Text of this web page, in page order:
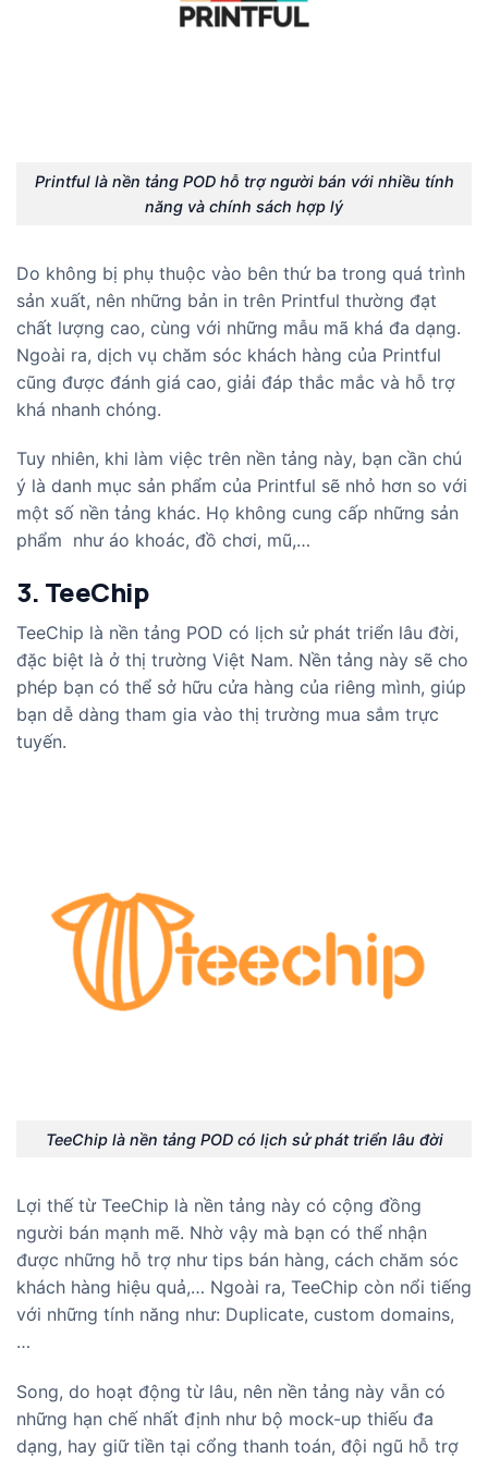
Printful là nền tảng POD hỗ trợ người bán với nhiều tính
năng và chính sách hợp lý
Do không bị phụ thuộc vào bên thứ ba trong quá trình
sản xuất, nên những bản in trên Printful thường đạt
chất lượng cao, cùng với những mẫu mã khá đa dạng.
Ngoài ra, dịch vụ chăm sóc khách hàng của Printful
cũng được đánh giá cao, giải đáp thắc mắc và hỗ trợ
khá nhanh chóng.
Tuy nhiên, khi làm việc trên nền tảng này, bạn cần chú
ý là danh mục sản phẩm của Printful sẽ nhỏ hơn so với
một số nền tảng khác. Họ không cung cấp những sản
phẩm như áo khoác, đồ chơi, mũ,…
3. TeeChip
TeeChip là nền tảng POD có lịch sử phát triển lâu đời,
đặc biệt là ở thị trường Việt Nam. Nền tảng này sẽ cho
phép bạn có thể sở hữu cửa hàng của riêng mình, giúp
bạn dễ dàng tham gia vào thị trường mua sắm trực
tuyến.
TeeChip là nền tảng POD có lịch sử phát triển lâu đời
Lợi thế từ TeeChip là nền tảng này có cộng đồng
người bán mạnh mẽ. Nhờ vậy mà bạn có thể nhận
được những hỗ trợ như tips bán hàng, cách chăm sóc
khách hàng hiệu quả,… Ngoài ra, TeeChip còn nổi tiếng
với những tính năng như: Duplicate, custom domains,
…
Song, do hoạt động từ lâu, nên nền tảng này vẫn có
những hạn chế nhất định như bộ mock-up thiếu đa
dạng, hay giữ tiền tại cổng thanh toán, đội ngũ hỗ trợ